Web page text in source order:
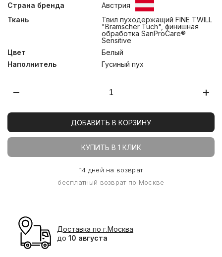
Страна бренда
Австрия
Ткань
Твил пуходержащий FINE TWILL
"Bramscher Tuch", финишная
обработка SanProCare®
Sensitive
Цвет
Белый
Наполнитель
Гусиный пух
ДОБАВИТЬ В КОРЗИНУ
КУПИТЬ В 1 КЛИК
14 дней на возврат
бесплатный возврат по Москве
Доставка по г.Москва
до 10 августа